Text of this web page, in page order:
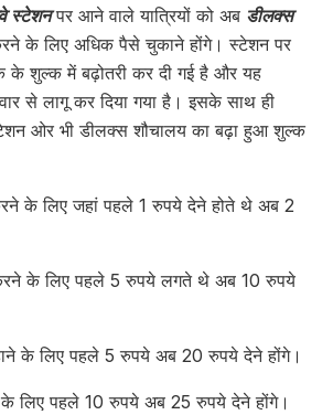
स्टेशनपर आने वाले यात्रियों को अब डीलक्स
के लिए अधिक पैसे चुकाने होंगे। स्टेशन पर
शुल्क में बढ़ोतरी कर दी गई है और यह
से लागू कर दिया गया है। इसके साथ ही
ओर भी डीलक्स शौचालय का बढ़ा हुआ शुल्क
के लिए जहां पहले 1 रुपये देने होते थे अब 2
के लिए पहले 5 रुपये लगते थे अब 10 रुपये
के लिए पहले 5 रुपये अब 20 रुपये देने होंगे।
के लिए पहले 10 रुपये अब 25 रुपये देने होंगे।